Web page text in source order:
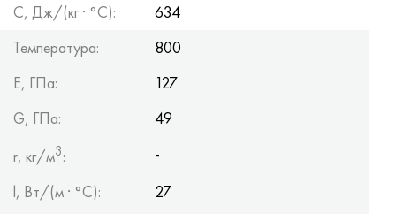
С, Дж/(кг · °С):
634
Температура:
800
Е, ГПа:
127
G, ГПа:
49
r, кг/м3:
-
l, Вт/(м · °С):
27